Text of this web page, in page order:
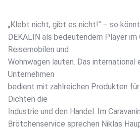
„Klebt nicht, gibt es nicht!“ – so
DEKALIN als bedeutendem Player
Reisemobilen und
Wohnwagen lauten. Das international
Unternehmen
bedient mit zahlreichen Produkten
Dichten die
Industrie und den Handel. Im
Brötchenservice sprechen Niklas